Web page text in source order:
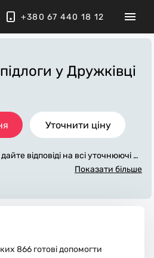
+380 67 440 18 12
у Дружківці
Уточнити ціну
відповіді на всі уточнюючі за
підлоги». Ми зв'яжемося з вами
та прибирають робоче місц
Показати більше
866 готові допомогти